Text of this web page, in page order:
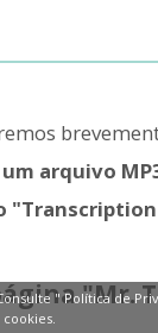
arquivo
"Mr.
"Política de